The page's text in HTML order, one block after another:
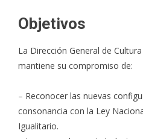
Objetivos
La Dirección General de
mantiene su compromiso de:
– Reconocer las nuevas
consonancia con la Ley
Igualitario.